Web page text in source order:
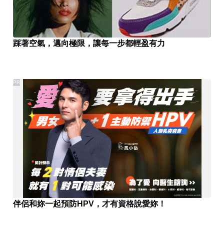
踩著空氣，邁向極限，讓每一步都輕盈有力
伴侶和妳一起預防HPV，才有資格說愛妳！
PR